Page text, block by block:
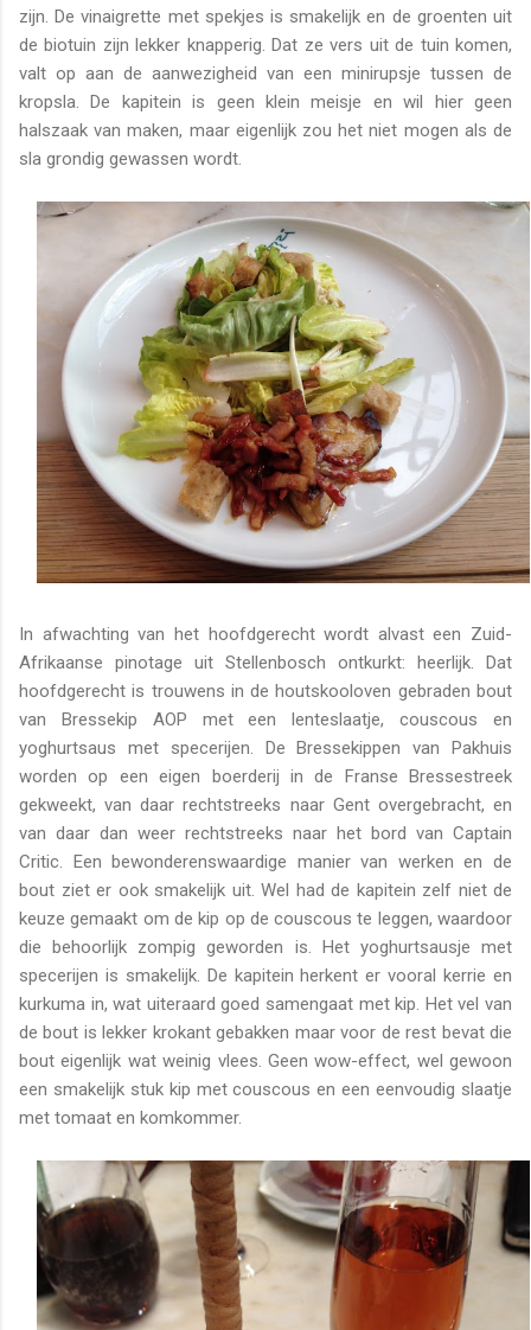
zijn. De vinaigrette met spekjes is smakelijk en de groenten uit
de biotuin zijn lekker knapperig. Dat ze vers uit de tuin komen,
valt op aan de aanwezigheid van een minirupsje tussen de
kropsla. De kapitein is geen klein meisje en wil hier geen
halszaak van maken, maar eigenlijk zou het niet mogen als de
sla grondig gewassen wordt.
In afwachting van het hoofdgerecht wordt alvast een Zuid-
Afrikaanse pinotage uit Stellenbosch ontkurkt: heerlijk. Dat
hoofdgerecht is trouwens in de houtskooloven gebraden bout
van Bressekip AOP met een lenteslaatje, couscous en
yoghurtsaus met specerijen. De Bressekippen van Pakhuis
worden op een eigen boerderij in de Franse Bressestreek
gekweekt, van daar rechtstreeks naar Gent overgebracht, en
van daar dan weer rechtstreeks naar het bord van Captain
Critic. Een bewonderenswaardige manier van werken en de
bout ziet er ook smakelijk uit. Wel had de kapitein zelf niet de
keuze gemaakt om de kip op de couscous te leggen, waardoor
die behoorlijk zompig geworden is. Het yoghurtsausje met
specerijen is smakelijk. De kapitein herkent er vooral kerrie en
kurkuma in, wat uiteraard goed samengaat met kip. Het vel van
de bout is lekker krokant gebakken maar voor de rest bevat die
bout eigenlijk wat weinig vlees. Geen wow-effect, wel gewoon
een smakelijk stuk kip met couscous en een eenvoudig slaatje
met tomaat en komkommer.